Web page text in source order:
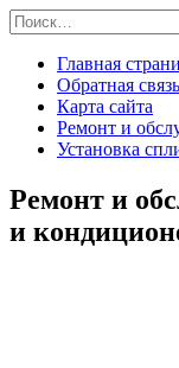
Перейти
к
содержанию
Search
for:
Главная
Обратная связь
Карта сайта
Ремонт и
Установка
Ремонт и
и